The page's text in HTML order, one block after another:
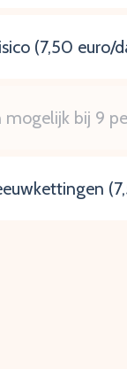
(7,50 euro/
bij 9